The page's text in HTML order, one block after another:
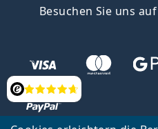
Bewertung
Besuchen Sie uns auf